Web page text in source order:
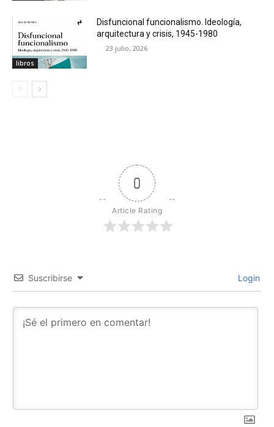
libros
Disfuncional funcionalismo. Ideología,
arquitectura y crisis, 1945-1980
23 julio, 2026
0
Article Rating
Suscribirse Login